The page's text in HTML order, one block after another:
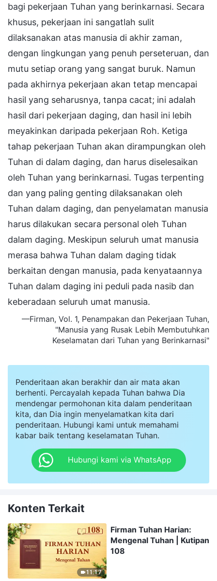
bagi pekerjaan Tuhan yang berinkarnasi. Secara
khusus, pekerjaan ini sangatlah sulit
dilaksanakan atas manusia di akhir zaman,
dengan lingkungan yang penuh perseteruan, dan
mutu setiap orang yang sangat buruk. Namun
pada akhirnya pekerjaan akan tetap mencapai
hasil yang seharusnya, tanpa cacat; ini adalah
hasil dari pekerjaan daging, dan hasil ini lebih
meyakinkan daripada pekerjaan Roh. Ketiga
tahap pekerjaan Tuhan akan dirampungkan oleh
Tuhan di dalam daging, dan harus diselesaikan
oleh Tuhan yang berinkarnasi. Tugas terpenting
dan yang paling genting dilaksanakan oleh
Tuhan dalam daging, dan penyelamatan manusia
harus dilakukan secara personal oleh Tuhan
dalam daging. Meskipun seluruh umat manusia
merasa bahwa Tuhan dalam daging tidak
berkaitan dengan manusia, pada kenyataannya
Tuhan dalam daging ini peduli pada nasib dan
keberadaan seluruh umat manusia.
—Firman, Vol. 1, Penampakan dan Pekerjaan Tuhan,
"Manusia yang Rusak Lebih Membutuhkan
Keselamatan dari Tuhan yang Berinkarnasi"
Penderitaan akan berakhir dan air mata akan
berhenti. Percayalah kepada Tuhan bahwa Dia
mendengar permohonan kita dalam penderitaan
kita, dan Dia ingin menyelamatkan kita dari
penderitaan. Hubungi kami untuk memahami
kabar baik tentang keselamatan Tuhan.
Hubungi kami via WhatsApp
Konten Terkait
11:17
Firman Tuhan Harian:
Mengenal Tuhan | Kutipan
108